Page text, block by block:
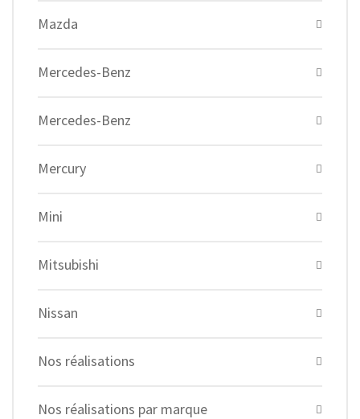
Mazda
Mercedes-Benz
Mercedes-Benz
Mercury
Mini
Mitsubishi
Nissan
Nos réalisations
Nos réalisations par marque